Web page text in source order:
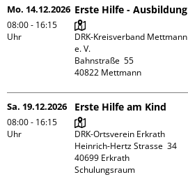
Mo. 14.12.2026
08:00 - 16:15
Uhr
Erste Hilfe - Ausbildung
DRK-Kreisverband Mettmann
e. V.
Bahnstraße  55
Sa. 19.12.2026
08:00 - 16:15
Uhr
Erste Hilfe am Kind
DRK-Ortsverein Erkrath
Heinrich-Hertz Strasse  34
40699 Erkrath
Schulungsraum